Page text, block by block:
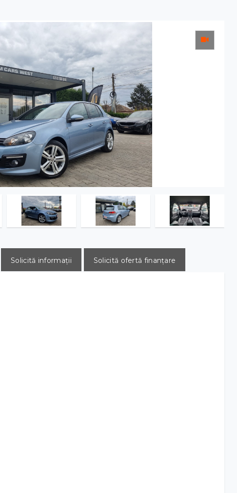
Solicită informații Solicită ofertă finanțare